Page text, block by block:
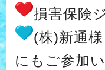
損害保険
(株)新通様
にもご参加